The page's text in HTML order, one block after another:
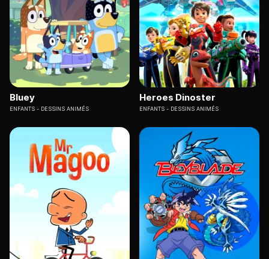
Bluey
ENFANTS DESSINS ANIMÉS
Heroes Dinoster
ENFANTS DESSINS ANIMÉS